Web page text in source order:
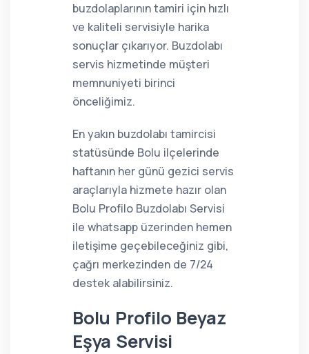
buzdolaplarının tamiri için hızlı
ve kaliteli servisiyle harika
sonuçlar çıkarıyor. Buzdolabı
servis hizmetinde müşteri
memnuniyeti birinci
önceliğimiz.
En yakın buzdolabı tamircisi
statüsünde Bolu ilçelerinde
haftanın her günü gezici servis
araçlarıyla hizmete hazır olan
Bolu Profilo Buzdolabı Servisi
ile whatsapp üzerinden hemen
iletişime geçebileceğiniz gibi,
çağrı merkezinden de 7/24
destek alabilirsiniz.
Bolu Profilo Beyaz
Eşya Servisi